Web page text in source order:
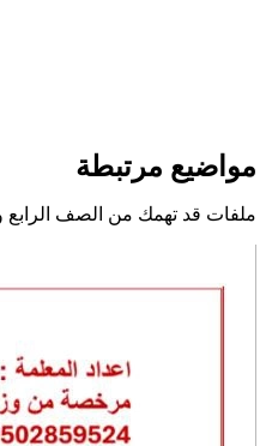
مواضيع مرتبطة
ملفات قد تهمك من الصف الرابع